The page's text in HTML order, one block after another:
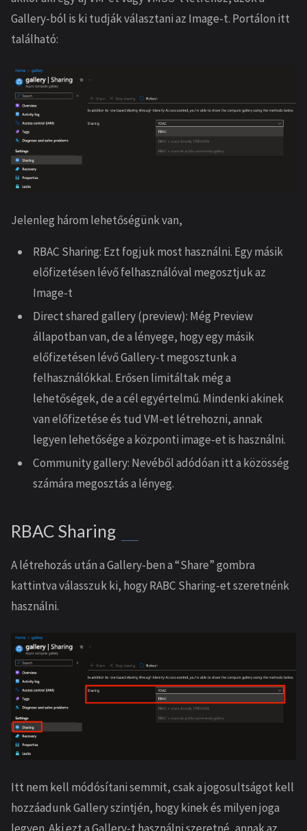
Gallery-ból is ki tudják választani az Image-t. Portálon itt
található:
Jelenleg három lehetőségünk van,
RBAC Sharing: Ezt fogjuk most használni. Egy másik
előfizetésen lévő felhasználóval megosztjuk az
Image-t
Direct shared gallery (preview): Még Preview
állapotban van, de a lényege, hogy egy másik
előfizetésen lévő Gallery-t megosztunk a
felhasználókkal. Erősen limitáltak még a
lehetőségek, de a cél egyértelmű. Mindenki akinek
van előfizetése és tud VM-et létrehozni, annak
legyen lehetősége a központi image-et is használni.
Community gallery: Nevéből adódóan itt a közösség
számára megosztás a lényeg.
RBAC Sharing
A létrehozás után a Gallery-ben a “Share” gombra
kattintva válasszuk ki, hogy RABC Sharing-et szeretnénk
használni.
Itt nem kell módósítani semmit, csak a jogosultságot kell
hozzáadunk Gallery szintjén, hogy kinek és milyen joga